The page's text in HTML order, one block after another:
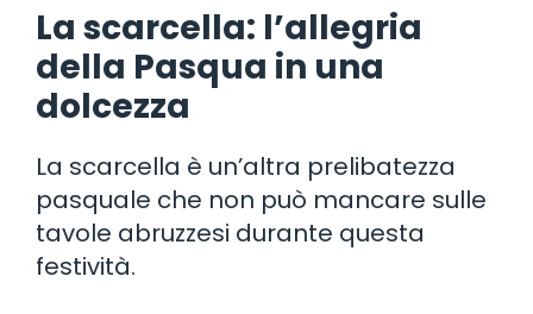
La scarcella: l’allegria
della Pasqua in una
dolcezza
La scarcella è un’altra prelibatezza
pasquale che non può mancare sulle
tavole abruzzesi durante questa
festività.